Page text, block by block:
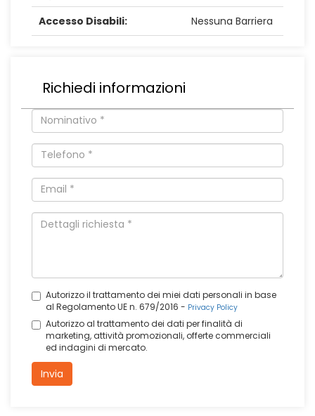
Accesso Disabili: Nessuna Barriera
Richiedi informazioni
Autorizzo il trattamento dei miei dati personali in base
al Regolamento UE n. 679/2016 - Privacy Policy
Autorizzo al trattamento dei dati per finalità di
marketing, attività promozionali, offerte commerciali
ed indagini di mercato.
Invia